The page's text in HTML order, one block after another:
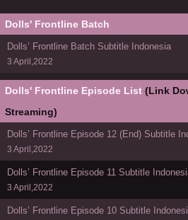
Dolls' Frontline Batch
Dolls’ Frontline Batch Subtitle Indonesia
3 April,2022
Dolls' Frontline Episode List (Link
Streaming)
Dolls’ Frontline Episode 12 (End) Subtitle
3 April,2022
Dolls’ Frontline Episode 11 Subtitle
3 April,2022
Dolls’ Frontline Episode 10 Subtitle